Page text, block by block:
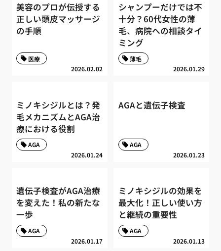
美容のプロが伝授する
正しい頭皮マッサージ
の手順
2026.02.02
医療
シャンプーだけでは不
十分？60代女性の薄
毛、病院への相談タイ
ミング
2026.01.29
薄毛
ミノキシジルとは？発
毛メカニズムとAGA治
療における役割
2026.01.24
AGA
AGAと遺伝子検査
2026.01.23
AGA
遺伝子検査がAGA治療
を変えた！私の新たな
一歩
2026.01.17
AGA
ミノキシジルの効果を
最大化！正しい使い方
と継続の重要性
2026.01.13
AGA